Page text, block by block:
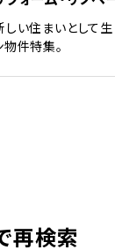
しい住まいとして生
物件特集。
再検索